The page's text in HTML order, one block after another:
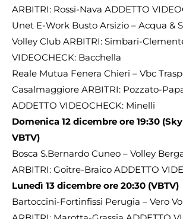
ARBITRI: Rossi-Nava ADDETTO
Unet E-Work Busto Arsizio – Acqua &
Volley Club ARBITRI: Simbari-
VIDEOCHECK: Bacchella
Reale Mutua Fenera Chieri – Vbc
Casalmaggiore ARBITRI: Pozzato-
ADDETTO VIDEOCHECK: Minelli
Domenica 12 dicembre ore 19:30
VBTV)
Bosca S.Bernardo Cuneo – Volley
ARBITRI: Goitre-Braico ADDETTO
Lunedì 13 dicembre ore 20:30 (VBTV)
Bartoccini-Fortinfissi Perugia – Vero